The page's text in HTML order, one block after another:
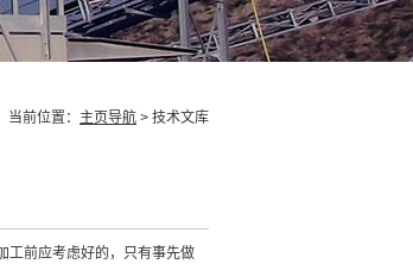
当前位置： 主页导航 > 技术文库
工前应考虑好的，只有事先做